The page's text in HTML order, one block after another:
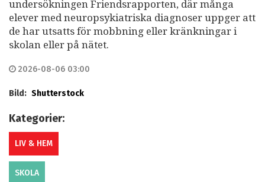
undersökningen Friendsrapporten, där många
elever med neuropsykiatriska diagnoser uppger att
de har utsatts för mobbning eller kränkningar i
skolan eller på nätet.
2026-08-06 03:00
Bild: Shutterstock
Kategorier:
LIV & HEM
SKOLA